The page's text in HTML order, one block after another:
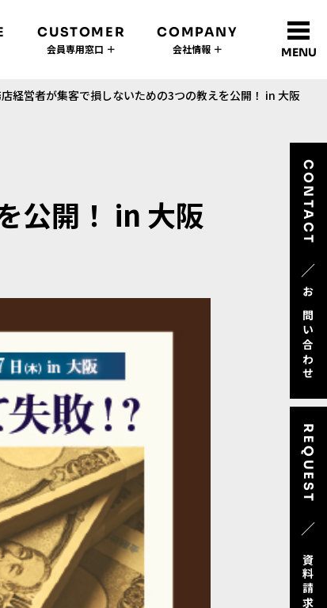
CUSTOMER
会員専用窓口 ＋
COMPANY
会社情報 ＋ MENU
CONTACT
／
お問い合わせ
REQUEST
／
資料請求
経営者が集客で損しないための3つの教えを公開！ in 大阪
公開！ in 大阪